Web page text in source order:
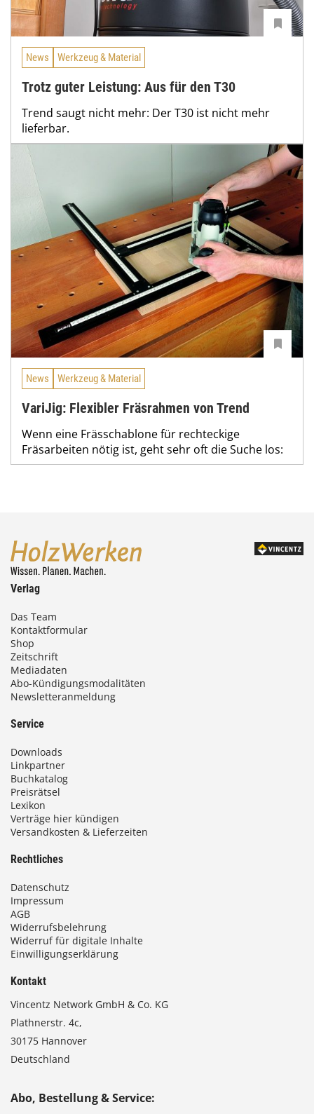
News Werkzeug & Material
Trotz guter Leistung: Aus für den T30
Trend saugt nicht mehr: Der T30 ist nicht mehr
lieferbar.
News Werkzeug & Material
VariJig: Flexibler Fräsrahmen von Trend
Wenn eine Frässchablone für rechteckige
Fräsarbeiten nötig ist, geht sehr oft die ­Suche los:
Verlag
Das Team
Kontaktformular
Shop
Zeitschrift
Mediadaten
Abo-Kündigungsmodalitäten
Newsletteranmeldung
Service
Downloads
Linkpartner
Buchkatalog
Preisrätsel
Lexikon
Verträge hier kündigen
Versandkosten & Lieferzeiten
Rechtliches
Datenschutz
Impressum
AGB
Widerrufsbelehrung
Widerruf für digitale Inhalte
Einwilligungserklärung
Kontakt
Vincentz Network GmbH & Co. KG
Plathnerstr. 4c,
30175 Hannover
Deutschland
Abo, Bestellung & Service: